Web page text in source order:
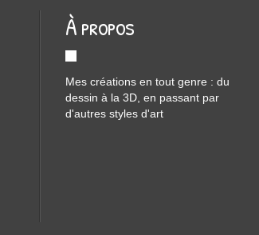
À propos
Mes créations en tout genre : du
dessin à la 3D, en passant par
d'autres styles d'art